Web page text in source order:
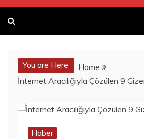
You are Here
Home
İnternet Aracılığıyla Çözülen 9
Haber